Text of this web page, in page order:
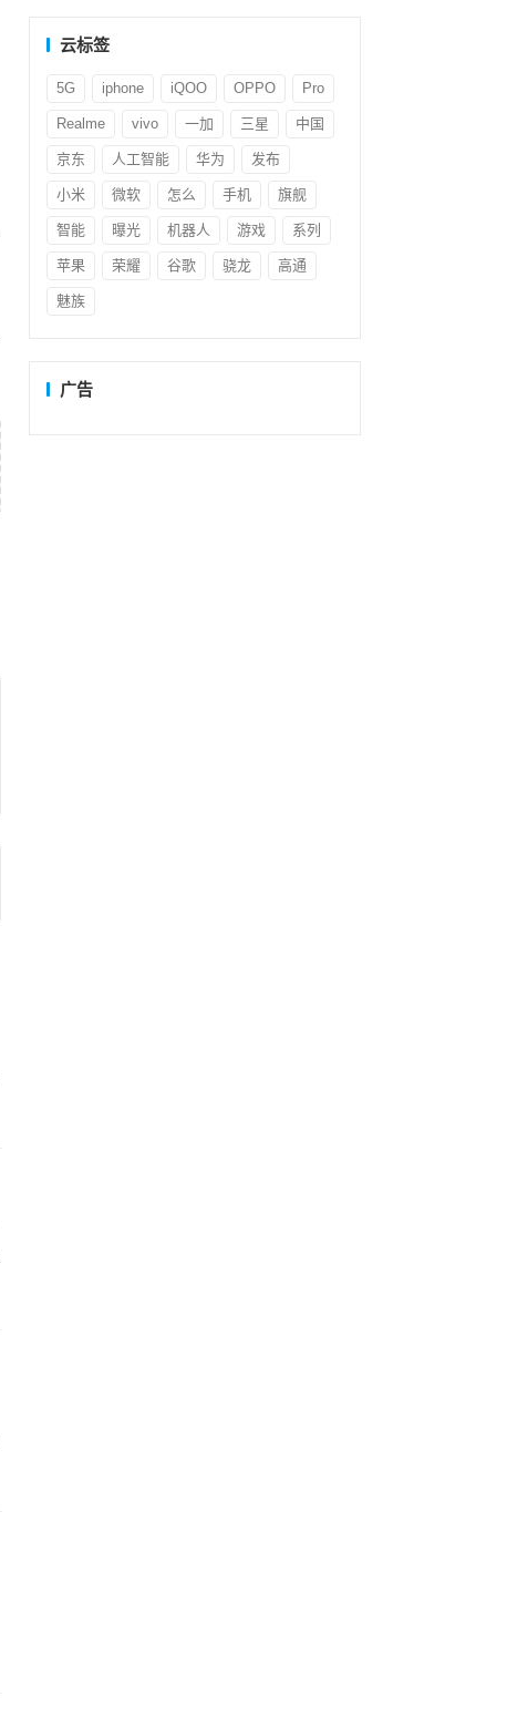
云标签
5G iphone iQOO OPPO Pro
Realme vivo 一加 三星 中国
京东 人工智能 华为 发布
小米 微软 怎么 手机 旗舰
智能 曝光 机器人 游戏 系列
苹果 荣耀 谷歌 骁龙 高通
魅族
广告